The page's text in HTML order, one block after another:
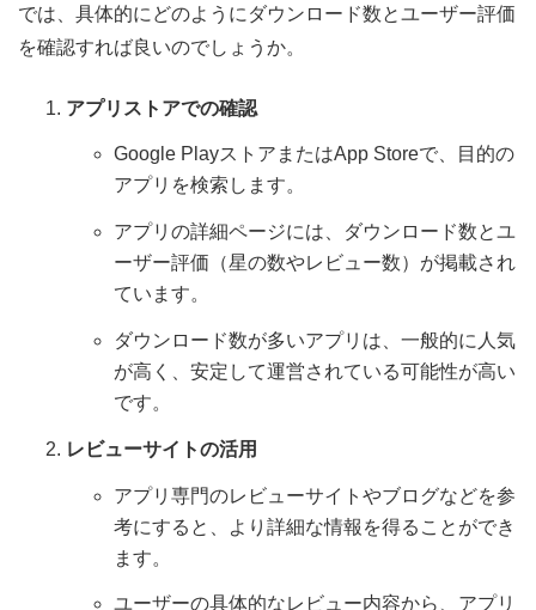
では、具体的にどのようにダウンロード数とユーザー評価
を確認すれば良いのでしょうか。
アプリストアでの確認
Google PlayストアまたはApp Storeで、目的の
アプリを検索します。
アプリの詳細ページには、ダウンロード数とユ
ーザー評価（星の数やレビュー数）が掲載され
ています。
ダウンロード数が多いアプリは、一般的に人気
が高く、安定して運営されている可能性が高い
です。
レビューサイトの活用
アプリ専門のレビューサイトやブログなどを参
考にすると、より詳細な情報を得ることができ
ます。
ユーザーの具体的なレビュー内容から、アプリ